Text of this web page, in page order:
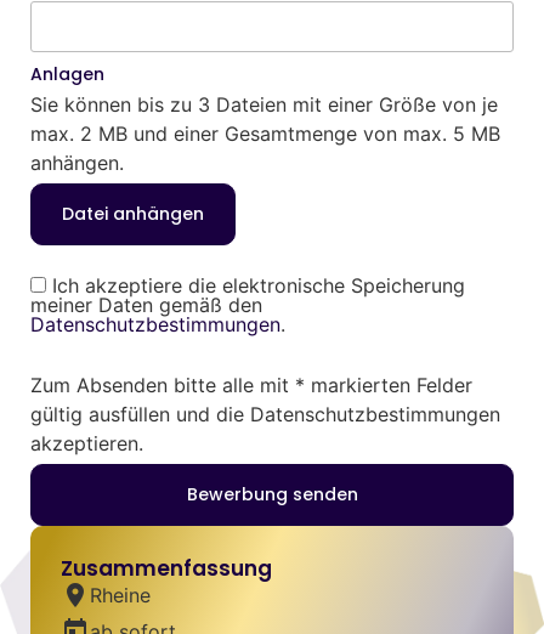
Anlagen
Sie können bis zu 3 Dateien mit einer Größe von je
max. 2 MB und einer Gesamtmenge von max. 5 MB
anhängen.
Datei anhängen
Ich akzeptiere die elektronische Speicherung
meiner Daten gemäß den
Datenschutzbestimmungen.
Zum Absenden bitte alle mit * markierten Felder
gültig ausfüllen und die Datenschutzbestimmungen
akzeptieren.
Bewerbung senden
Zusammenfassung
location_on Rheine